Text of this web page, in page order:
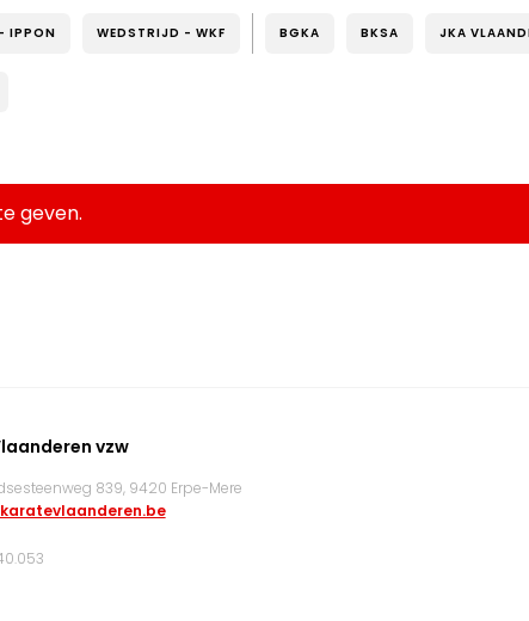
IPPON WEDSTRIJD - WKF BGKA BKSA JKA
geven.
vzw
839, 9420 Erpe-Mere